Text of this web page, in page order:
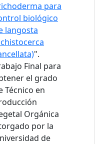
para
biológico
langosta
".
Final para
el grado
Técnico en
Orgánica
por la
de